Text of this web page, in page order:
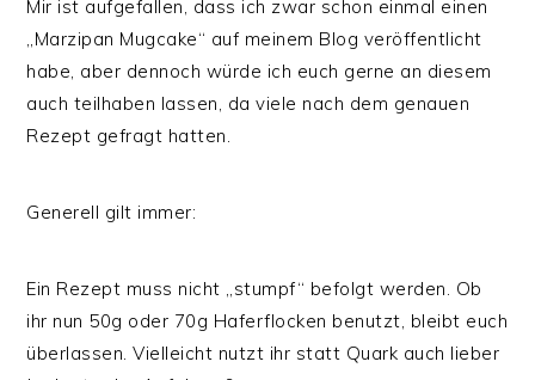
Mir ist aufgefallen, dass ich zwar schon einmal einen
„Marzipan Mugcake“ auf meinem Blog veröffentlicht
habe, aber dennoch würde ich euch gerne an diesem
auch teilhaben lassen, da viele nach dem genauen
Rezept gefragt hatten.
Generell gilt immer:
Ein Rezept muss nicht „stumpf“ befolgt werden. Ob
ihr nun 50g oder 70g Haferflocken benutzt, bleibt euch
überlassen. Vielleicht nutzt ihr statt Quark auch lieber